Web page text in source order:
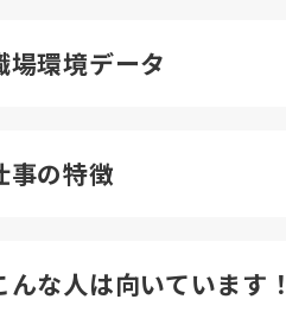
場環境データ
事の特徴
んな人は向いています！